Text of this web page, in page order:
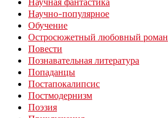
Научно-популярное
Обучение
Остросюжетный любовный роман
Повести
Познавательная литература
Попаданцы
Постапокалипсис
Постмодернизм
Поэзия